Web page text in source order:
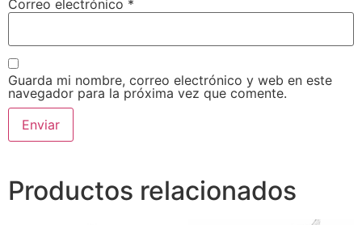
Correo electrónico *
Guarda mi nombre, correo electrónico y web en este
navegador para la próxima vez que comente.
Productos relacionados